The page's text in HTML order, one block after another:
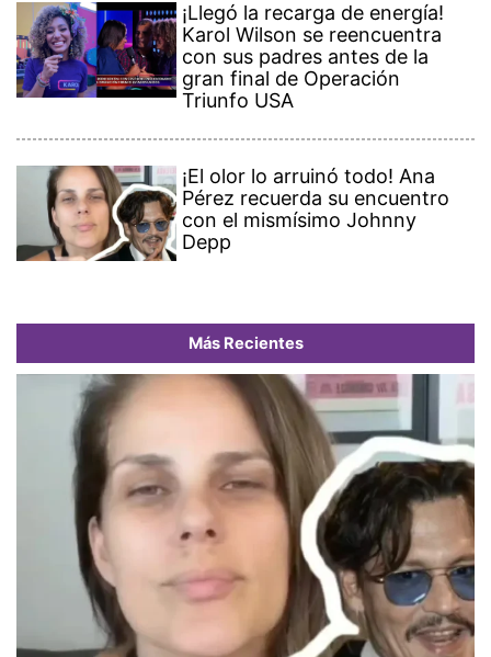
¡Llegó la recarga de energía!
Karol Wilson se reencuentra
con sus padres antes de la
gran final de Operación
Triunfo USA
¡El olor lo arruinó todo! Ana
Pérez recuerda su encuentro
con el mismísimo Johnny
Depp
Más Recientes